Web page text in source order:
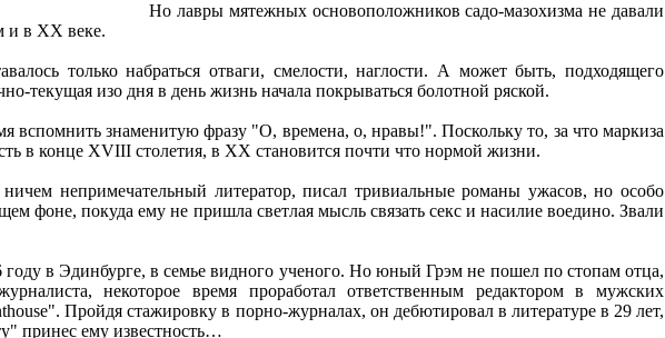
Но лавры мятежных основоположников садо-мазохизма не давали
и в ХХ веке.
только набраться отваги, смелости, наглости. А может быть, подходящего
текущая изо дня в день жизнь начала покрываться болотной ряской.
вспомнить знаменитую фразу "О, времена, о, нравы!". Поскольку то, за что маркиза
в конце XVIII столетия, в XX становится почти что нормой жизни.
непримечательный литератор, писал тривиальные романы ужасов, но особо
фоне, покуда ему не пришла светлая мысль связать секс и насилие воедино. Звали
году в Эдинбурге, в семье видного ученого. Но юный Грэм не пошел по стопам отца,
некоторое время проработал ответственным редактором в мужских
Пройдя стажировку в порно-журналах, он дебютировал в литературе в 29 лет,
принес ему известность…